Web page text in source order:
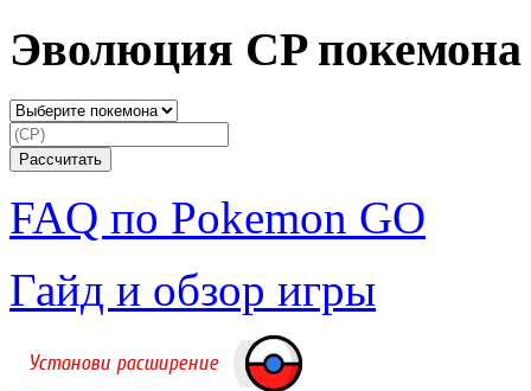
Эволюция CP покемона
FAQ по Pokemon GO
Гайд и обзор игры